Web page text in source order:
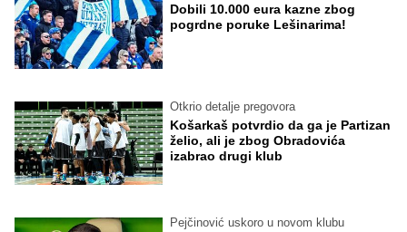
Dobili 10.000 eura kazne zbog
pogrdne poruke Lešinarima!
Otkrio detalje pregovora
Košarkaš potvrdio da ga je Partizan
želio, ali je zbog Obradovića
izabrao drugi klub
Pejčinović uskoro u novom klubu